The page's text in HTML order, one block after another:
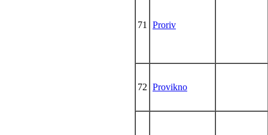
71 Proriv
72 Provikno